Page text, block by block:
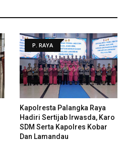
P. RAYA
Kapolresta Palangka Raya
Hadiri Sertijab Irwasda, Karo
SDM Serta Kapolres Kobar
Dan Lamandau